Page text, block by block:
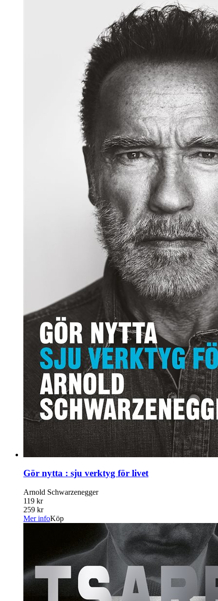
Gör nytta : sju verktyg för livet
Arnold Schwarzenegger
119 kr
259 kr
Mer infoKöp